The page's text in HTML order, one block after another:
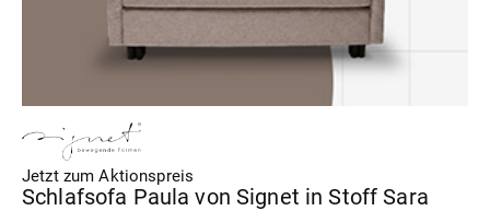
Jetzt zum Aktionspreis
Schlafsofa Paula von Signet in Stoff Sara